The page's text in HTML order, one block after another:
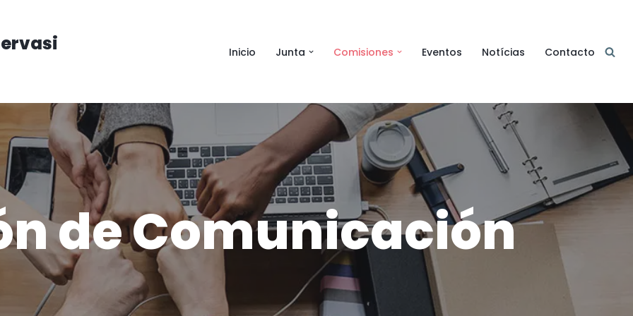
Inicio Junta Comisiones Eventos Notícias Contacto
de Comunicación